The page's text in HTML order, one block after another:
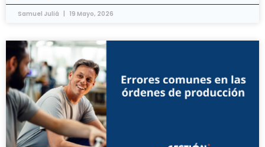
Samuel Juliá 19 Mayo, 2026